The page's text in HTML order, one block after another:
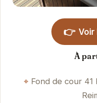
👉 Voir
À
Fond de cour 41